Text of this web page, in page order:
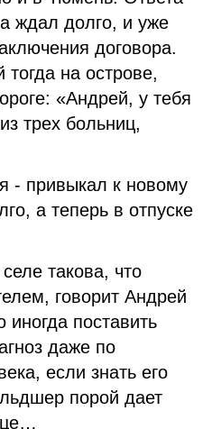
ждал долго, и уже
договора.
на острове,
«Андрей, у тебя
трех больниц,
- привыкал к новому
а теперь в отпуске
такова, что
говорит Андрей
поставить
даже по
если знать его
порой дает